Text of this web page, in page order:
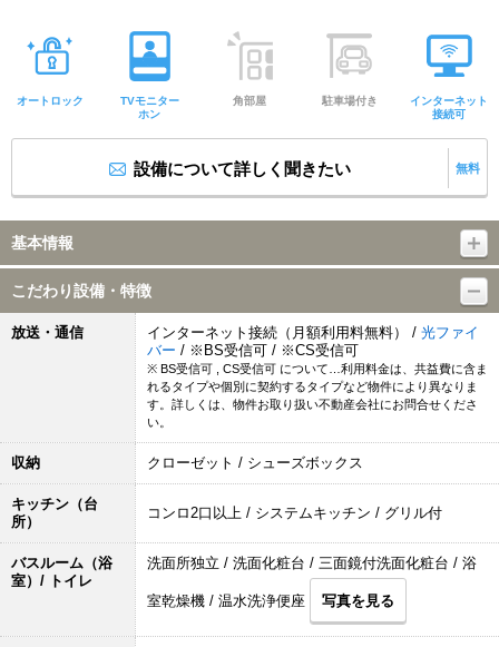
オートロック
TVモニター
ホン
角部屋 駐車場付き
インターネット
接続可
設備について詳しく聞きたい 無料
基本情報
こだわり設備・特徴
放送・通信 インターネット接続（月額利用料無料） / 光ファイ
バー / ※BS受信可 / ※CS受信可
※ BS受信可 , CS受信可 について…利用料金は、共益費に含ま
れるタイプや個別に契約するタイプなど物件により異なりま
す。詳しくは、物件お取り扱い不動産会社にお問合せくださ
い。
収納 クローゼット / シューズボックス
キッチン（台
所）
コンロ2口以上 / システムキッチン / グリル付
バスルーム（浴
室）/ トイレ
洗面所独立 / 洗面化粧台 / 三面鏡付洗面化粧台 / 浴
室乾燥機 / 温水洗浄便座 写真を見る